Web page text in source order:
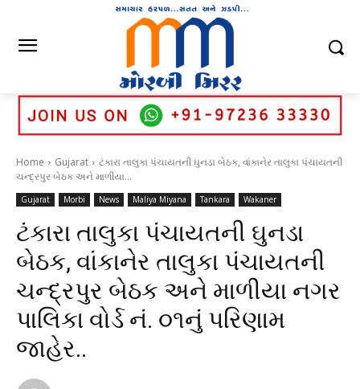
Home Gujarat
ટંકારા તાલુકા પંચાયતની ઘુનડા બેઠક, વાંકાનેર તાલુકા પંચાયતની
ચન્દ્રપુર બેઠક અને માળીયા...
Gujarat Morbi News Maliya Miyana Tankara Wakaner
ટંકારા તાલુકા પંચાયતની ઘુનડા
બેઠક, વાંકાનેર તાલુકા પંચાયતની
ચન્દ્રપુર બેઠક અને માળીયા નગર
પાલિકા વોર્ડ નં. ૦૧નું પરિણામ
જાહેર..